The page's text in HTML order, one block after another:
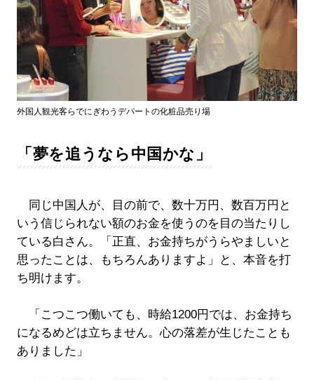
外国人観光客らでにぎわうデパートの化粧品売り場
「夢を追うなら中国かな」
同じ中国人が、目の前で、数十万円、数百万円と
いう信じられない額のお金を使うのを目の当たりし
ている白さん。「正直、お金持ちがうらやましいと
思ったことは、もちろんありますよ」と、本音を打
ち明けます。
「こつこつ働いても、時給1200円では、お金持ち
になるめどは立ちません。心の落差が生じたことも
ありました」